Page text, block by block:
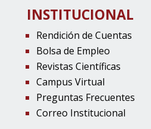
INSTITUCIONAL
Rendición de Cuentas
Bolsa de Empleo
Revistas Científicas
Campus Virtual
Preguntas Frecuentes
Correo Institucional